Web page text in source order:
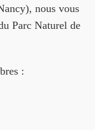
nous vous
Parc Naturel de
: